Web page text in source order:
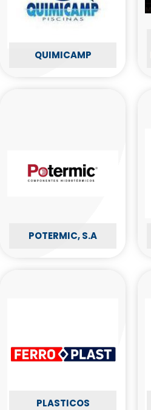
QUIMICAMP
POTERMIC, S.A
PLASTICOS